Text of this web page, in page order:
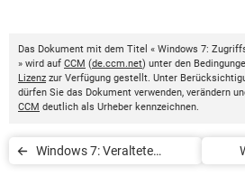
Das Dokument mit dem Titel « Windows 7:
» wird auf CCM (de.ccm.net) unter den
Lizenz zur Verfügung gestellt. Unter
dürfen Sie das Dokument verwenden, verändern
CCM deutlich als Urheber kennzeichnen.
Windows 7: Veraltete